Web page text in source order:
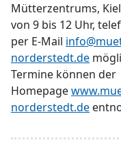
Mütterzentrums,
von 9 bis 12 Uhr,
per E-Mail
norderstedt.de
Termine können der
Homepage
norderstedt.de